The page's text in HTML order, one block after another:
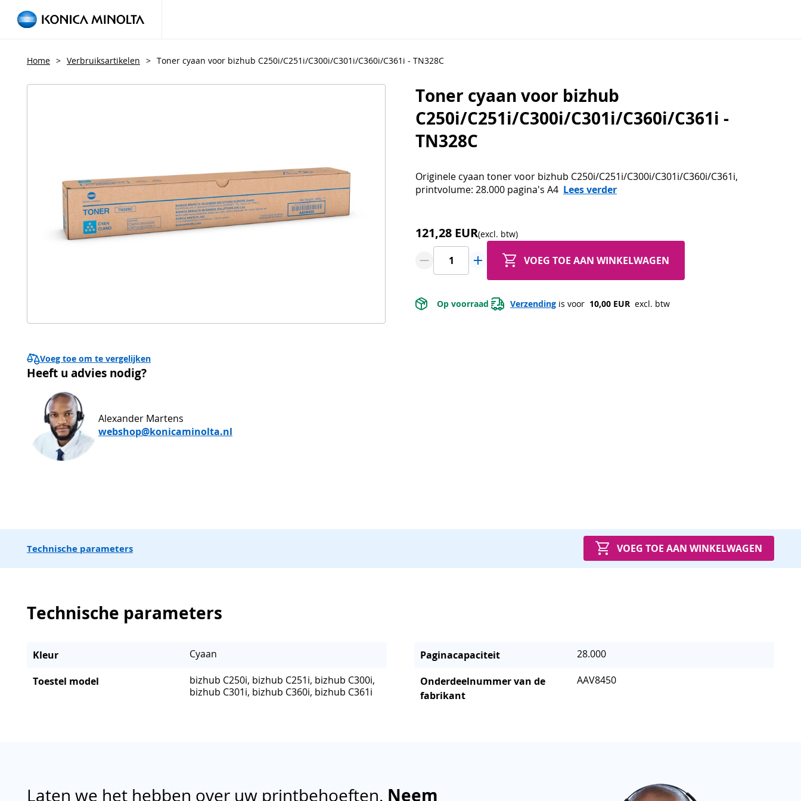
Home > Verbruiksartikelen > Toner cyaan voor bizhub C250i/C251i/C300i/C301i/C360i/C361i - TN328C
Toner cyaan voor bizhub
C250i/C251i/C300i/C301i/C360i/C361i -
TN328C
Originele cyaan toner voor bizhub C250i/C251i/C300i/C301i/C360i/C361i,
printvolume: 28.000 pagina's A4 Lees verder
121,28 EUR(excl. btw)
VOEG TOE AAN WINKELWAGEN
Op voorraad Verzending is voor 10,00 EUR excl. btw
Voeg toe om te vergelijken
Heeft u advies nodig?
Alexander Martens
webshop@konicaminolta.nl
Technische parameters VOEG TOE AAN WINKELWAGEN
Technische parameters
Kleur Cyaan Paginacapaciteit 28.000
Toestel model
bizhub C250i, bizhub C251i, bizhub C300i,
bizhub C301i, bizhub C360i, bizhub C361i
Onderdeelnummer van de
fabrikant
AAV8450
Laten we het hebben over uw printbehoeften. Neem